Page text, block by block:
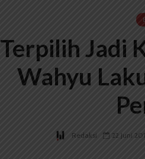
Terpilih Jadi
Wahyu
Redaksi 22 Juni